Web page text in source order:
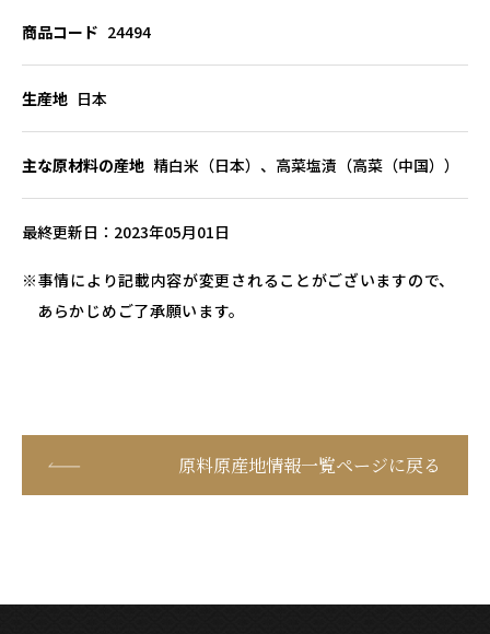
商品コード 24494
生産地 日本
主な原材料の産地 精白米（日本）、高菜塩漬（高菜（中国））
最終更新日 2023年05月01日
事情により記載内容が変更されることがございますので、
あらかじめご了承願います。
原料原産地情報一覧ページに戻る